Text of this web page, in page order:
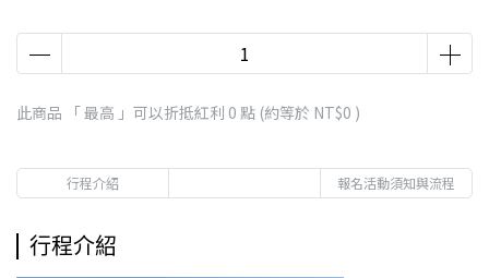
此商品 「 最高 」可以折抵紅利 0 點 (約等於 NT$0 )
行程介紹 報名活動須知與流程
行程介紹